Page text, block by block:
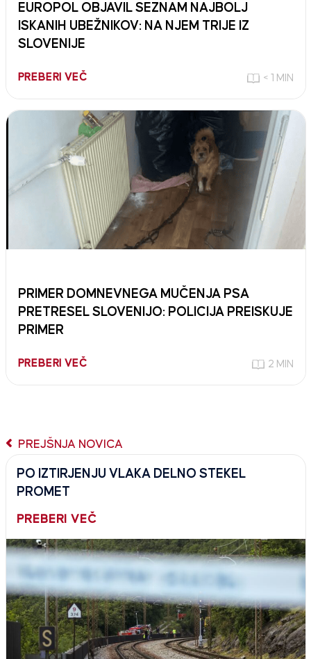
EUROPOL OBJAVIL SEZNAM NAJBOLJ
ISKANIH UBEŽNIKOV: NA NJEM TRIJE IZ
SLOVENIJE
PREBERI VEČ < 1 MIN
PRIMER DOMNEVNEGA MUČENJA PSA
PRETRESEL SLOVENIJO: POLICIJA PREISKUJE
PRIMER
PREBERI VEČ 2 MIN
PREJŠNJA NOVICA
PO IZTIRJENJU VLAKA DELNO STEKEL
PROMET
PREBERI VEČ